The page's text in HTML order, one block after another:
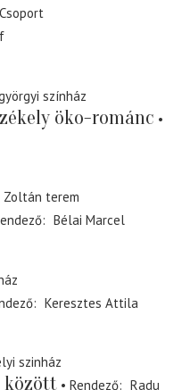
színház
öko-románc
terem
Bélai Marcel
Keresztes Attila
szinház
között Rendező
Radu